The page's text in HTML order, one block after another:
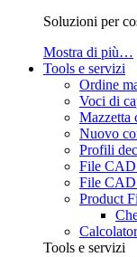
Soluzioni per
Mostra di più…
Tools e servizi
Ordine
Voci di
Mazzetta
Nuovo
Profili
File
File CAD
Product
Tools e servizi